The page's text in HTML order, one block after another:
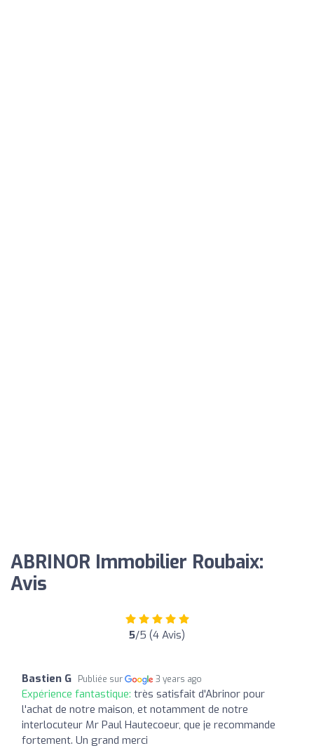
ABRINOR Immobilier Roubaix:
Avis
5/5 (4 Avis)
Bastien G Publiée sur 3 years ago
Expérience fantastique: très satisfait d'Abrinor pour
l'achat de notre maison, et notamment de notre
interlocuteur Mr Paul Hautecoeur, que je recommande
fortement. Un grand merci